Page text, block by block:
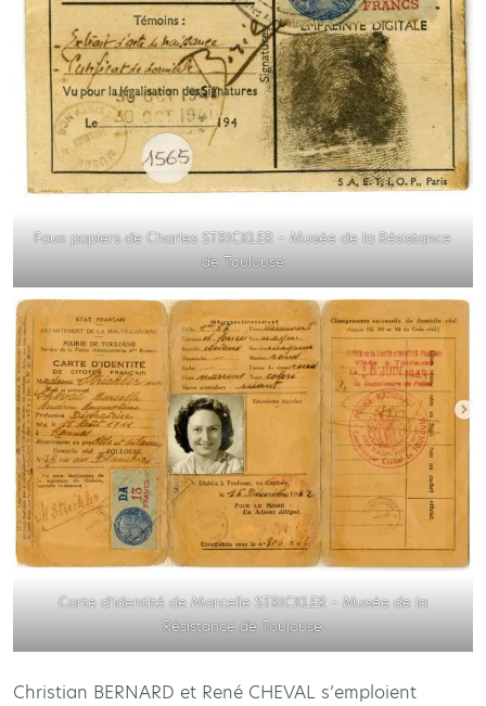
Faux papiers de Charles STRICKLER – Musée de la Résistance
de Toulouse
Carte d’identité de Marcelle STRICKLER – Musée de la
Résistance de Toulouse
Christian BERNARD et René CHEVAL s’emploient